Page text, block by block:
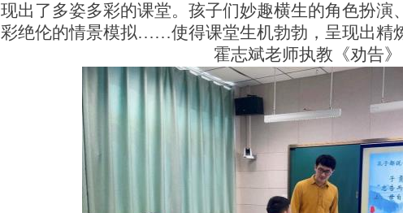
现出了多姿多彩的课堂。孩子们妙趣横生的角色扮演
彩绝伦的情景模拟……使得课堂生机勃勃，呈现出精
霍志斌老师执教《劝告》